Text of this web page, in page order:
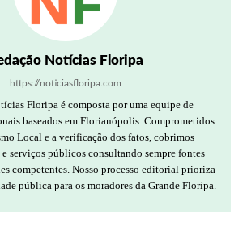
Notícias Floripa
https://noticiasfloripa.com
Floripa é composta por uma equipe de
baseados em Florianópolis. Comprometidos
Local e a verificação dos fatos, cobrimos
serviços públicos consultando sempre fontes
competentes. Nosso processo editorial prioriza
pública para os moradores da Grande Floripa.